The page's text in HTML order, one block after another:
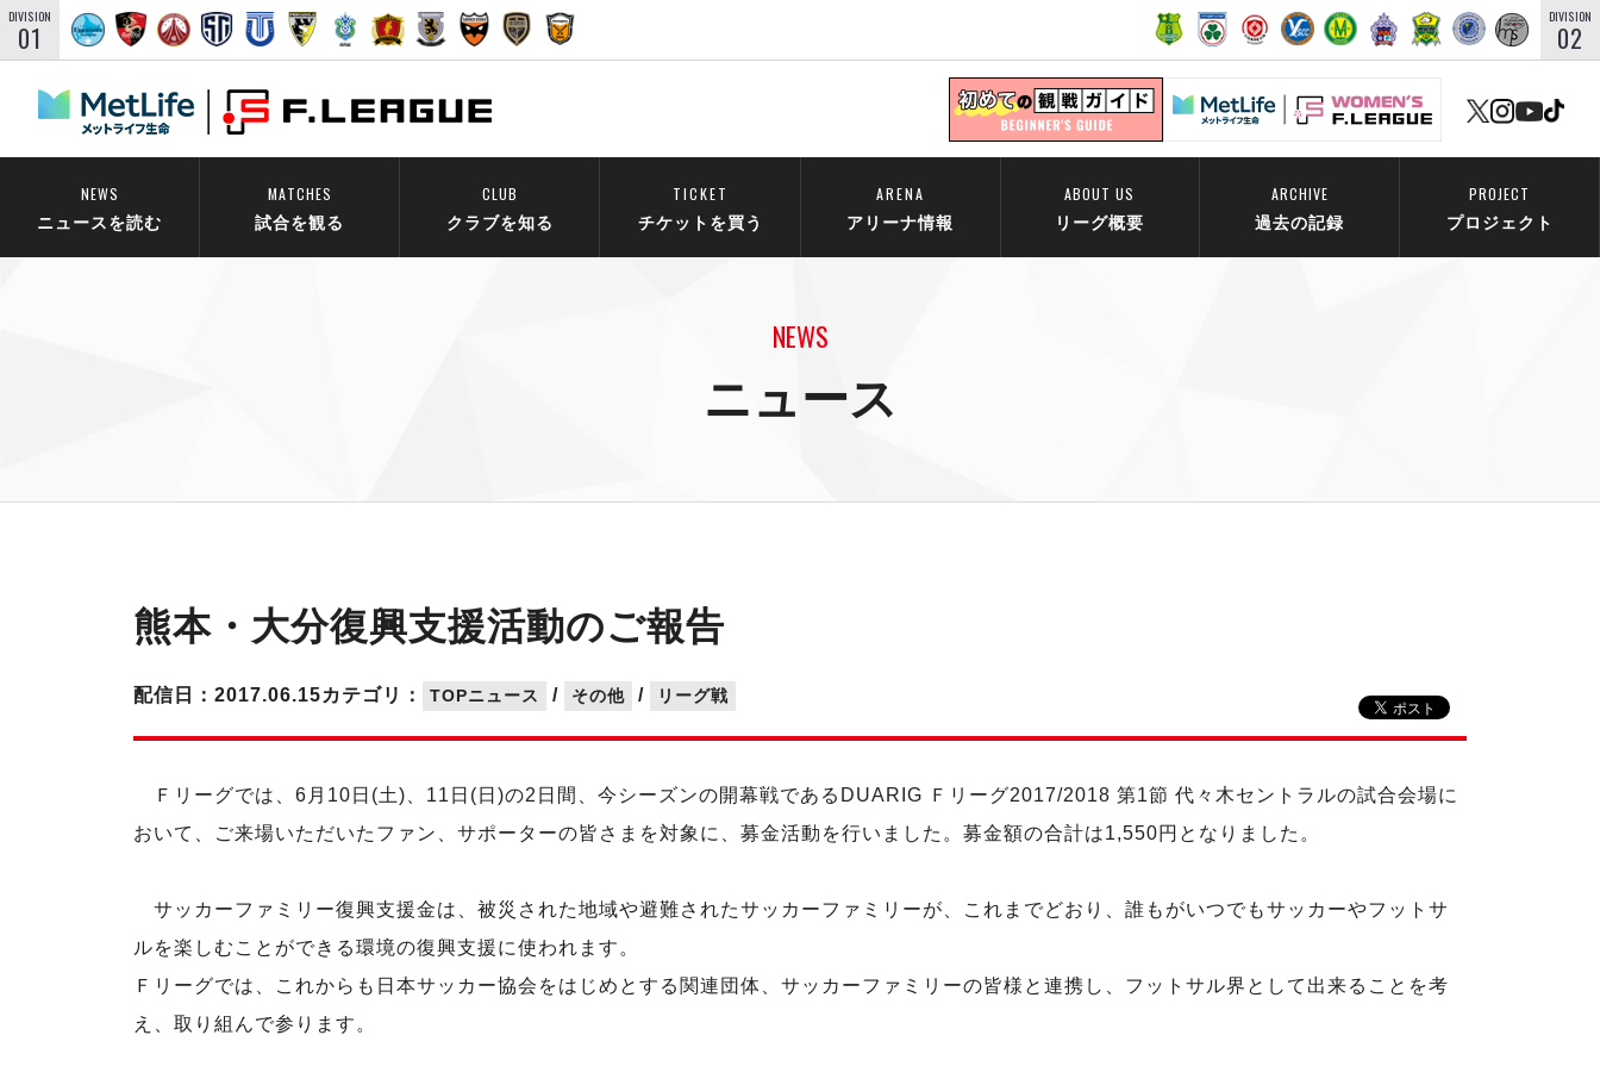
DIVISION
01
DIVISION
02
NEWS
ニュースを読む
MATCHES
試合を観る
CLUB
クラブを知る
TICKET
チケットを買う
ARENA
アリーナ情報
ABOUT US
リーグ概要
ARCHIVE
過去の記録
PROJECT
プロジェクト
NEWS
ニュース
熊本・大分復興支援活動のご報告
カテゴリ： TOPニュース / その他 / リーグ戦
配信日：2017.06.15
Ｆリーグでは、6月10日(土)、11日(日)の2日間、今シーズンの開幕戦であるDUARIG Ｆリーグ2017/2018 第1節 代々木セントラルの試合会場に
おいて、ご来場いただいたファン、サポーターの皆さまを対象に、募金活動を行いました。募金額の合計は1,550円となりました。
サッカーファミリー復興支援金は、被災された地域や避難されたサッカーファミリーが、これまでどおり、誰もがいつでもサッカーやフットサ
ルを楽しむことができる環境の復興支援に使われます。
Ｆリーグでは、これからも日本サッカー協会をはじめとする関連団体、サッカーファミリーの皆様と連携し、フットサル界として出来ることを考
え、取り組んで参ります。